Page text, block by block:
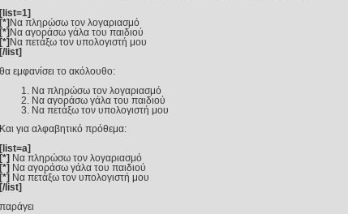
[list=1]
[*] Να πληρώσω τον λογαριασμό
[*] Να αγοράσω γάλα του παιδιού
[*] Να πετάξω τον υπολογιστή μου
[/list]
θα εμφανίσει το ακόλουθο:
Να πληρώσω τον λογαριασμό
Να αγοράσω γάλα του παιδιού
Να πετάξω τον υπολογιστή μου
Και για αλφαβητικό πρόθεμα:
[list=a]
[*]
Να πληρώσω τον λογαριασμό
[*]
Να αγοράσω γάλα του παιδιού
[*]
Να πετάξω τον υπολογιστή μου
[/list]
παράγει